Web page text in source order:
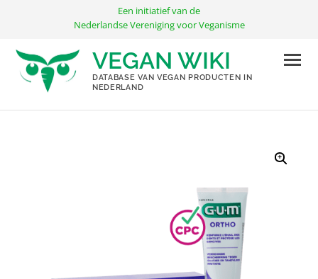
inhoud
Een initiatief van de
Nederlandse Vereniging voor Veganisme
VEGAN WIKI
DATABASE VAN VEGAN PRODUCTEN IN
NEDERLAND